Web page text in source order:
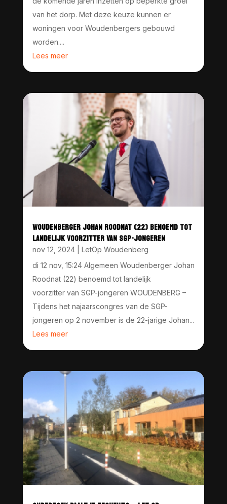
van het dorp. Met deze keuze kunnen er
woningen voor Woudenbergers gebouwd
worden....
Lees meer
WOUDENBERGER JOHAN ROODNAT (22) BENOEMD TOT
LANDELIJK VOORZITTER VAN SGP-JONGEREN
nov 12, 2024| LetOp Woudenberg
di 12 nov, 15:24 Algemeen Woudenberger Johan
Roodnat (22) benoemd tot landelijk
voorzitter van SGP-jongeren WOUDENBERG –
Tijdens het najaarscongres van de SGP-
jongeren op 2 november is de 22-jarige Johan...
Lees meer